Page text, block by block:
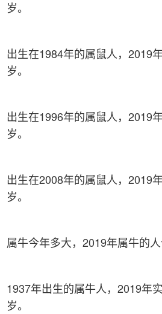
岁。
出生在1984年的属鼠人，2019
岁。
出生在1996年的属鼠人，2019
岁。
出生在2008年的属鼠人，2019
岁。
属牛今年多大，2019年属牛的人
1937年出生的属牛人，2019年
岁。